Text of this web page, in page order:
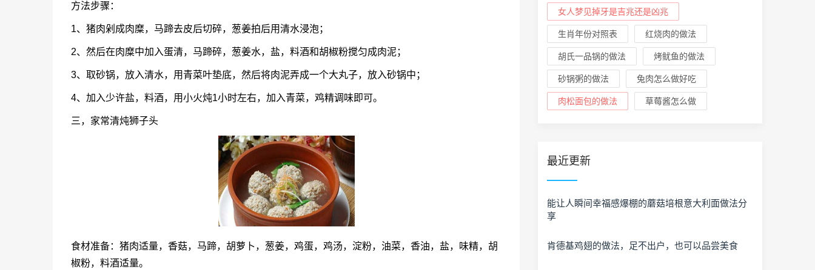
方法步骤：
1、猪肉剁成肉糜，马蹄去皮后切碎，葱姜拍后用清水浸泡；
2、然后在肉糜中加入蛋清，马蹄碎，葱姜水，盐，料酒和胡椒粉搅匀成肉泥；
3、取砂锅，放入清水，用青菜叶垫底，然后将肉泥弄成一个大丸子，放入砂锅中；
4、加入少许盐，料酒，用小火炖1小时左右，加入青菜，鸡精调味即可。
三，家常清炖狮子头
食材准备：猪肉适量，香菇，马蹄，胡萝卜，葱姜，鸡蛋，鸡汤，淀粉，油菜，香油，盐，味精，胡
椒粉，料酒适量。
女人梦见掉牙是吉兆还是凶兆
生肖年份对照表 红烧肉的做法
胡氏一品锅的做法 烤鱿鱼的做法
砂锅粥的做法 兔肉怎么做好吃
肉松面包的做法 草莓酱怎么做
最近更新
能让人瞬间幸福感爆棚的蘑菇培根意大利面做法分
享
肯德基鸡翅的做法，足不出户，也可以品尝美食